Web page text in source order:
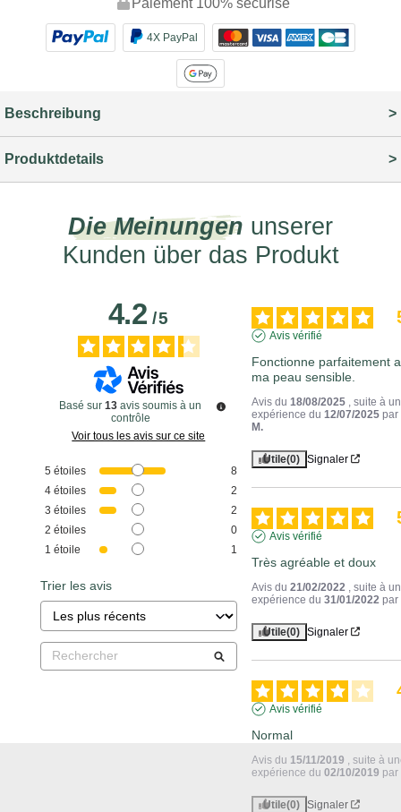
4X PayPal
Beschreibung
Produktdetails
Die Meinungen unserer
Kunden über das Produkt
4.2/5
Basé sur13 avis soumis à un
contrôle
Voir tous les avis sur ce site
5 étoiles
8
4 étoiles
2
3 étoiles
2
2 étoiles
0
1 étoile 1
Trier les avis
Avis vérifié
Fonctionne parfaitement
ma peau sensible.
Avis du 18/08/2025
, suite à
expérience du 12/07/2025 par
M.
Utile(0) Signaler
Avis vérifié
Très agréable et doux
Avis du21/02/2022
, suite à
expérience du31/01/2022 par
Utile(0) Signaler
Avis vérifié
Normal
Avis du 15/11/2019
, suite à
expérience du02/10/2019 par
Utile(0) Signaler